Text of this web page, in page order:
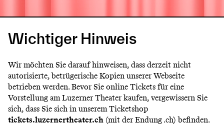
Wichtiger Hinweis
Wir möchten Sie darauf hinweisen, dass derzeit nicht
autorisierte, betrügerische Kopien unserer Webseite
betrieben werden. Bevor Sie online Tickets für eine
Vorstellung am Luzerner Theater kaufen, vergewissern Sie
sich, dass Sie sich in unserem Ticketshop
tickets.luzernertheater.ch (mit der Endung .ch) befinden.